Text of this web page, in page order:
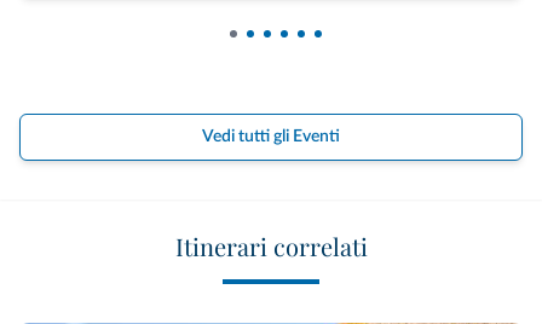
Vedi tutti gli Eventi
Itinerari correlati